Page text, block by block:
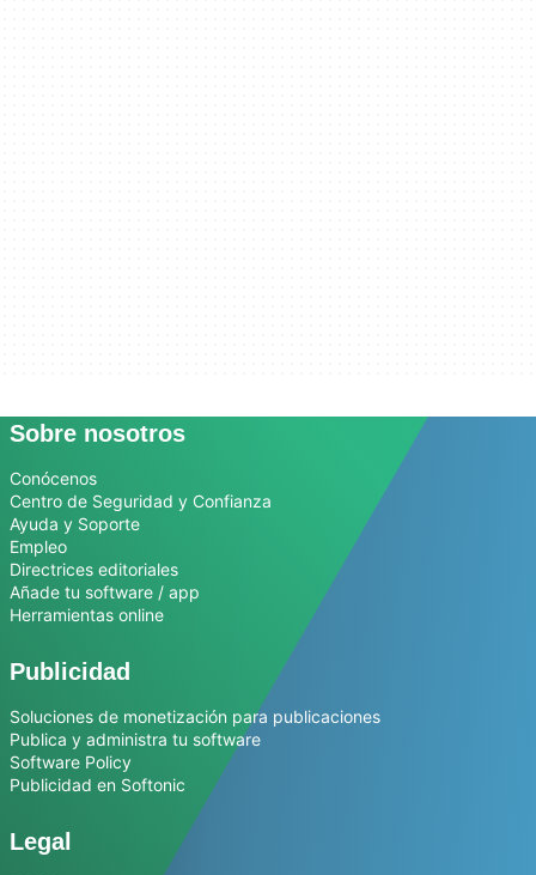
Sobre nosotros
Conócenos
Centro de Seguridad y Confianza
Ayuda y Soporte
Empleo
Directrices editoriales
Añade tu software / app
Herramientas online
Publicidad
Soluciones de monetización para publicaciones
Publica y administra tu software
Software Policy
Publicidad en Softonic
Legal